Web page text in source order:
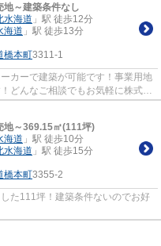
～建築条件なし
水海道 」駅 徒歩12分
海道 」駅 徒歩13分
橋本町3311-1
カーで建築が可能です！事業用地
どんなご相談でもお気軽に株式会
ま...
～369.15㎡(111坪)
海道 」駅 徒歩10分
水海道 」駅 徒歩15分
橋本町3355-2
た111坪！建築条件ないのでお好